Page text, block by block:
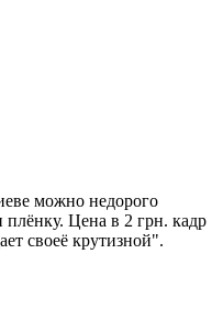
можно недорого
плёнку. Цена в 2 грн. кадр
своеё крутизной".